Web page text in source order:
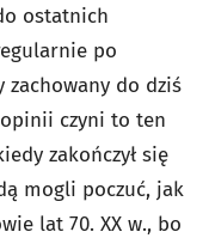
ostatnich
po
zachowany do dziś
czyni to ten
zakończył się
mogli poczuć, jak
lat 70. XX w., bo